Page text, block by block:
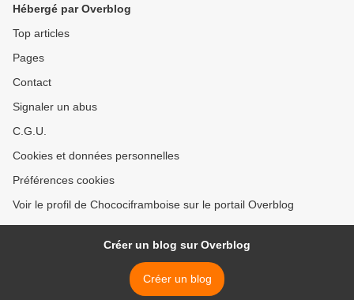
Hébergé par Overblog
Top articles
Pages
Contact
Signaler un abus
C.G.U.
Cookies et données personnelles
Préférences cookies
Voir le profil de Chocociframboise sur le portail Overblog
Créer un blog sur Overblog
Créer un blog